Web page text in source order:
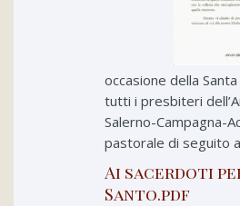
occasione della
tutti i presbiteri
Salerno-Campagna-
pastorale di seguito
Ai sacerdoti
Santo.pdf